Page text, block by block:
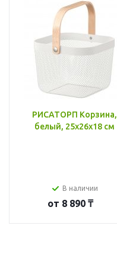
РИСАТОРП Корзина,
белый, 25x26x18 см
В наличии
от 8 890 ₸